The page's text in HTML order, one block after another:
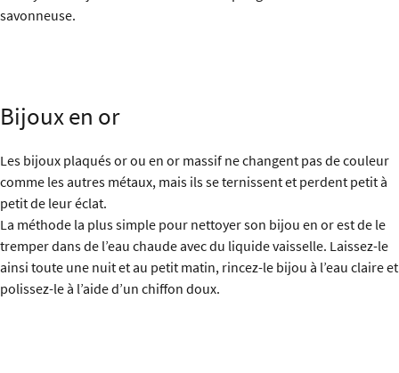
savonneuse.
Bijoux en or
Les bijoux plaqués or ou en or massif ne changent pas de couleur
comme les autres métaux, mais ils se ternissent et perdent petit à
petit de leur éclat.
La méthode la plus simple pour nettoyer son bijou en or est de le
tremper dans de l’eau chaude avec du liquide vaisselle. Laissez-le
ainsi toute une nuit et au petit matin, rincez-le bijou à l’eau claire et
polissez-le à l’aide d’un chiffon doux.